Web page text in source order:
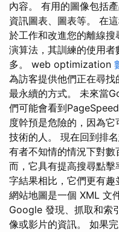
內容。 有用的圖像包括
資訊圖表、圖表等。 在
於工作和改進您的離線
演算法，其訓練的使用
多。 web optimization
為訪客提供他們正在尋
最永續的方式。 未來當
們可能會看到
度幹預是危險的，因為
技術的人。 現在回到排
有者不知情的情況下對
而，它具有提高搜尋點
字結果相比，它們更有趣
網站地圖是一個 XML 文
Google 發現、抓取和索
像或影片的資訊。 如果